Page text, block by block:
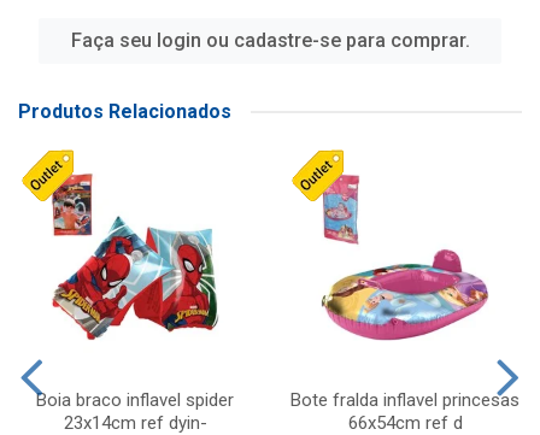
Faça seu login ou cadastre-se para comprar.
Produtos Relacionados
Boia braco inflavel spider
23x14cm ref dyin-
Bote fralda inflavel princesas
66x54cm ref d